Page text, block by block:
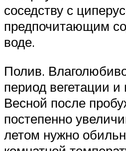
соседству с
предпочитающим
воде.
Полив.
период вегетации и
Весной после
постепенно
летом нужно